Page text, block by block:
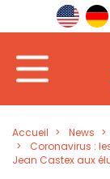
Accueil News
Coronavirus :
Jean Castex aux